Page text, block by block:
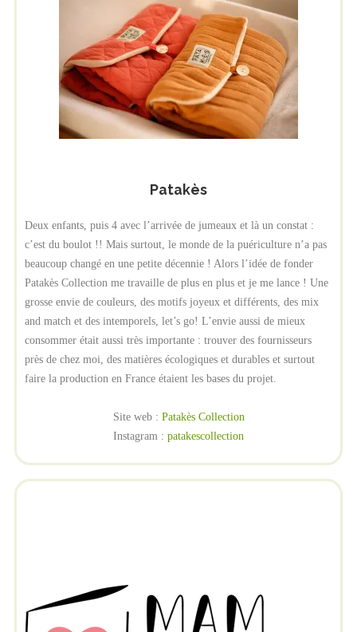
Patakès
Deux enfants, puis 4 avec l’arrivée de jumeaux et là un constat :
c’est du boulot !! Mais surtout, le monde de la puériculture n’a pas
beaucoup changé en une petite décennie ! Alors l’idée de fonder
Patakès Collection me travaille de plus en plus et je me lance ! Une
grosse envie de couleurs, des motifs joyeux et différents, des mix
and match et des intemporels, let’s go! L’envie aussi de mieux
consommer était aussi très importante : trouver des fournisseurs
près de chez moi, des matières écologiques et durables et surtout
faire la production en France étaient les bases du projet.
Site web : Patakès Collection
Instagram : patakescollection